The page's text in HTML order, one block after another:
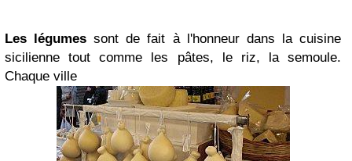
Les légumes sont de fait à l'honneur dans la cuisine
sicilienne tout comme les pâtes, le riz, la semoule.
Chaque ville